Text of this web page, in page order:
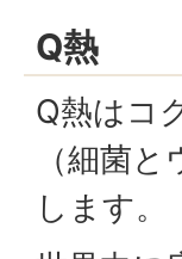
Q熱
Q熱はコ
（細菌
します。